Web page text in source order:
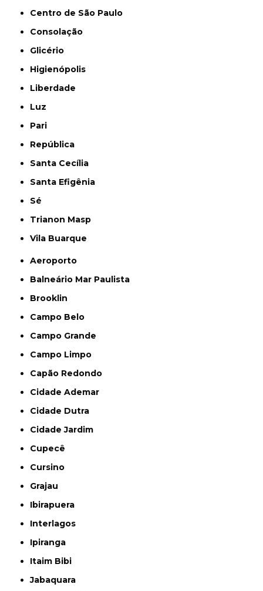
Centro de São Paulo
Consolação
Glicério
Higienópolis
Liberdade
Luz
Pari
República
Santa Cecília
Santa Efigênia
Sé
Trianon Masp
Vila Buarque
Aeroporto
Balneário Mar Paulista
Brooklin
Campo Belo
Campo Grande
Campo Limpo
Capão Redondo
Cidade Ademar
Cidade Dutra
Cidade Jardim
Cupecê
Cursino
Grajau
Ibirapuera
Interlagos
Ipiranga
Itaim Bibi
Jabaquara